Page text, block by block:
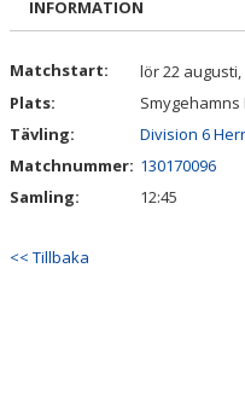
LÄNKAR
NYHETER
INFORMATION
Matchstart:
lör 22 augusti,
Plats:
Smygehamns
Tävling:
Division 6
Matchnummer: 130170096
Samling:
12:45
<< Tillbaka